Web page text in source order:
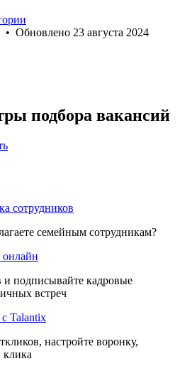
• Обновлено 23 августа 2024
подбора вакансий
сотрудников
семейным сотрудникам?
онлайн
и подписывайте кадровые
встреч
с Talantix
настройте воронку,
клика